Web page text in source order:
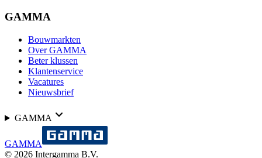
GAMMA
Bouwmarkten
Over GAMMA
Beter klussen
Klantenservice
Vacatures
Nieuwsbrief
GAMMA
GAMMA
© 2026 Intergamma B.V.